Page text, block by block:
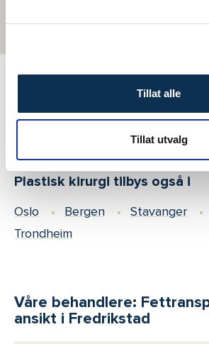
Tillat alle
Tillat utvalg
Stavanger
Plastisk kirurgi tilbys også i
Oslo Bergen Stavanger
Trondheim
Våre behandlere:
ansikt i Fredrikstad